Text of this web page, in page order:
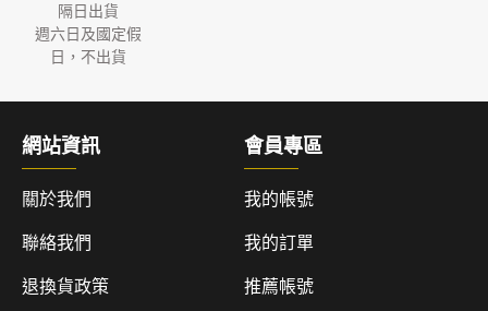
隔日出貨
週六日及國定假
日，不出貨
網站資訊
關於我們
聯絡我們
退換貨政策
會員專區
我的帳號
我的訂單
推薦帳號